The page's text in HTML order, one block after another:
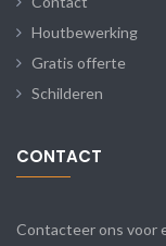
Houtbewerking
Gratis offerte
Schilderen
CONTACT
Contacteer ons voor